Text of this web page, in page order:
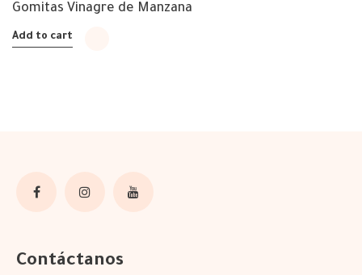
Gomitas Vinagre de Manzana
Add to cart
Contáctanos